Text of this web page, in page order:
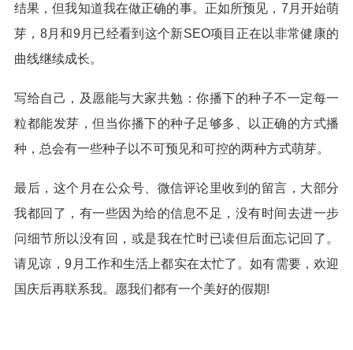
结果，但我知道我在做正确的事。正如所预见，7月开始萌
芽，8月和9月已经看到这个新SEO项目正在以非常健康的
曲线继续成长。
写给自己，及愿能与大家共勉：你播下的种子不一定每一
粒都能发芽，但当你播下的种子足够多、以正确的方式播
种，总会有一些种子以不可预见和可控的两种方式萌芽。
最后，这个月在公众号、微信评论里收到的留言，大部分
我都回了，有一些因为给的信息不足，没有时间去进一步
问细节所以没有回，或是我在忙时已读但后面忘记回了。
请见谅，9月工作和生活上都实在太忙了。如有需要，欢迎
国庆后再联系我。愿我们都有一个美好的假期!